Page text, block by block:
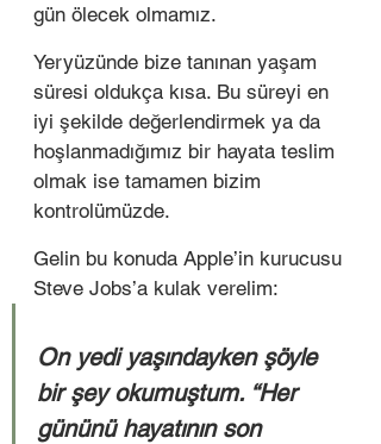
gün ölecek olmamız.
Yeryüzünde bize tanınan yaşam
süresi oldukça kısa. Bu süreyi en
iyi şekilde değerlendirmek ya da
hoşlanmadığımız bir hayata teslim
olmak ise tamamen bizim
kontrolümüzde.
Gelin bu konuda Apple’in kurucusu
Steve Jobs’a kulak verelim:
On yedi yaşındayken şöyle
bir şey okumuştum. “Her
gününü hayatının son